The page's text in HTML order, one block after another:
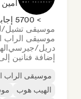
أمين
> 5700 إجابة تم تقديمها
موسيقى تشيل/
موسيقى الراب
دريل/جيرسي
إضافة فنانين
موسيقى الراب
الهيب هوب